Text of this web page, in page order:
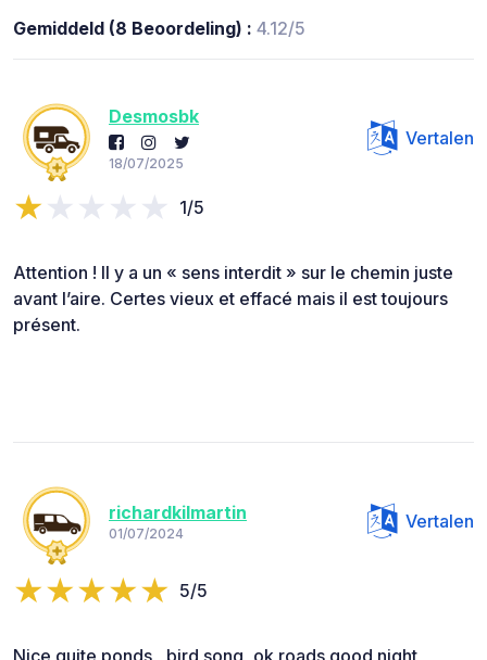
Gemiddeld (8 Beoordeling) : 4.12/5
Desmosbk
18/07/2025
Vertalen
1/5
Attention ! Il y a un « sens interdit » sur le chemin juste
avant l’aire. Certes vieux et effacé mais il est toujours
présent.
richardkilmartin
01/07/2024
Vertalen
5/5
Nice quite ponds , bird song ,ok roads good night